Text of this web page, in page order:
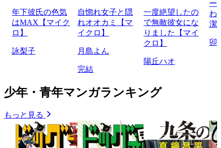
年下彼氏の色気
はMAX【マイク
ロ】
詠梨子
自惚れ女子と隠
れオオカミ【マ
イクロ】
月島よん
完結
一度絶望したの
で無敵彼女にな
りました【マイ
クロ】
陽丘ハオ
ー
わ
潔
卯
少年・青年マンガランキング
もっと見る